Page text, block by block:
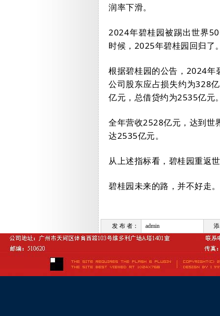
润率下滑。
2024年碧桂园被踢出世界
时候， 2025年碧桂园回归了
根据碧桂园的公告， 2024年
公司股东应占损失约为328
亿元，总借贷约为2535亿元
全年营收2528亿元，达到世
达2535亿元。
从上述指标看，碧桂园重返
碧桂园未来的路，并不好走。
发 布 者： admin